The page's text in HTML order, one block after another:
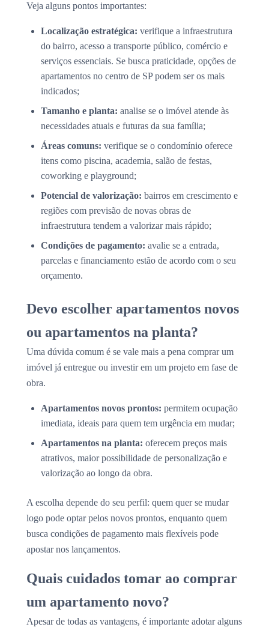
Veja alguns pontos importantes:
Localização estratégica: verifique a infraestrutura
do bairro, acesso a transporte público, comércio e
serviços essenciais. Se busca praticidade, opções de
apartamentos no centro de SP podem ser os mais
indicados;
Tamanho e planta: analise se o imóvel atende às
necessidades atuais e futuras da sua família;
Áreas comuns: verifique se o condomínio oferece
itens como piscina, academia, salão de festas,
coworking e playground;
Potencial de valorização: bairros em crescimento e
regiões com previsão de novas obras de
infraestrutura tendem a valorizar mais rápido;
Condições de pagamento: avalie se a entrada,
parcelas e financiamento estão de acordo com o seu
orçamento.
Devo escolher apartamentos novos
ou apartamentos na planta?
Uma dúvida comum é se vale mais a pena comprar um
imóvel já entregue ou investir em um projeto em fase de
obra.
Apartamentos novos prontos: permitem ocupação
imediata, ideais para quem tem urgência em mudar;
Apartamentos na planta: oferecem preços mais
atrativos, maior possibilidade de personalização e
valorização ao longo da obra.
A escolha depende do seu perfil: quem quer se mudar
logo pode optar pelos novos prontos, enquanto quem
busca condições de pagamento mais flexíveis pode
apostar nos lançamentos.
Quais cuidados tomar ao comprar
um apartamento novo?
Apesar de todas as vantagens, é importante adotar alguns